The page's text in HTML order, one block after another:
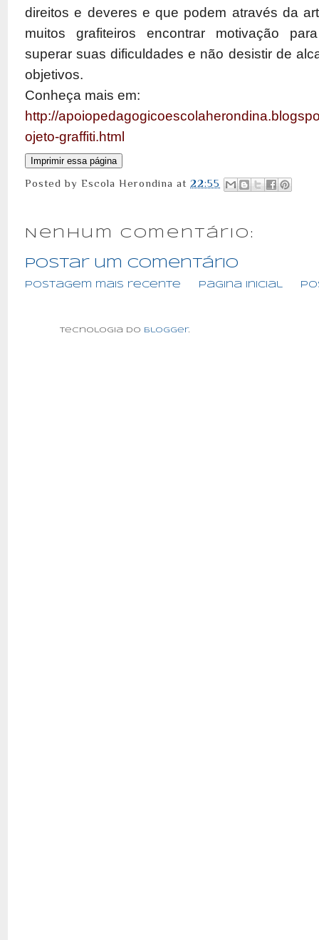
direitos e deveres e que podem através da
muitos grafiteiros encontrar motivação
superar suas dificuldades e não desistir de
objetivos.
Conheça mais em:
http://
ojeto-graffiti.html
Posted byEscola Herondina at22:55
Nenhum comentário:
Postar um comentário
Postagem mais recente Página inicial
Tecnologia do Blogger.